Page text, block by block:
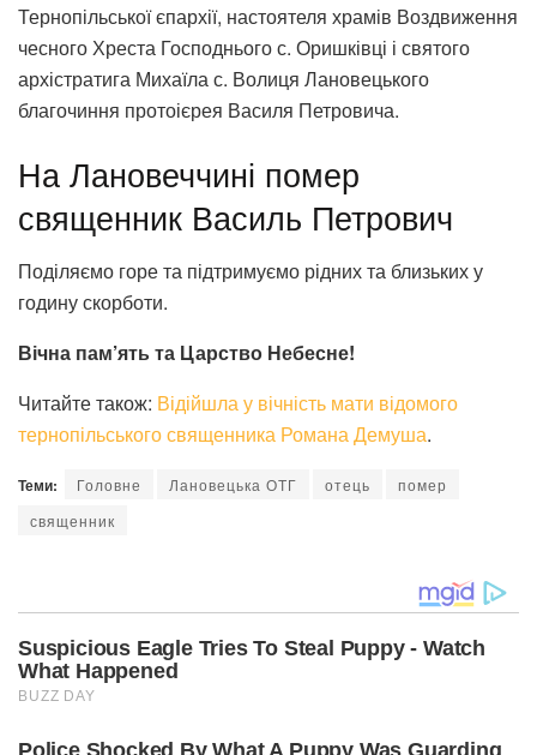
Тернопільської єпархії, настоятеля храмів Воздвиження
чесного Хреста Господнього с. Оришківці і святого
архістратига Михаїла с. Волиця Лановецького
благочиння протоієрея Василя Петровича.
На Лановеччині помер
священник Василь Петрович
Поділяємо горе та підтримуємо рідних та близьких у
годину скорботи.
Вічна пам’ять та Царство Небесне!
Читайте також: Відійшла у вічність мати відомого
тернопільського священника Романа Демуша.
Теми: Головне Лановецька ОТГ отець
помер
священник